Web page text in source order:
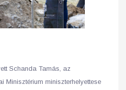
Schanda Tamás, az
Minisztérium miniszterhelyettese